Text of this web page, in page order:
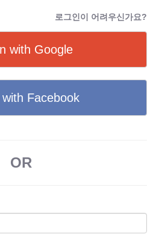
로그인이 어려우신가요?
with Google
Facebook
OR